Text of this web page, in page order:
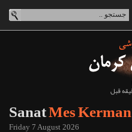
SanatMes Kerman
Friday 7 August 2026